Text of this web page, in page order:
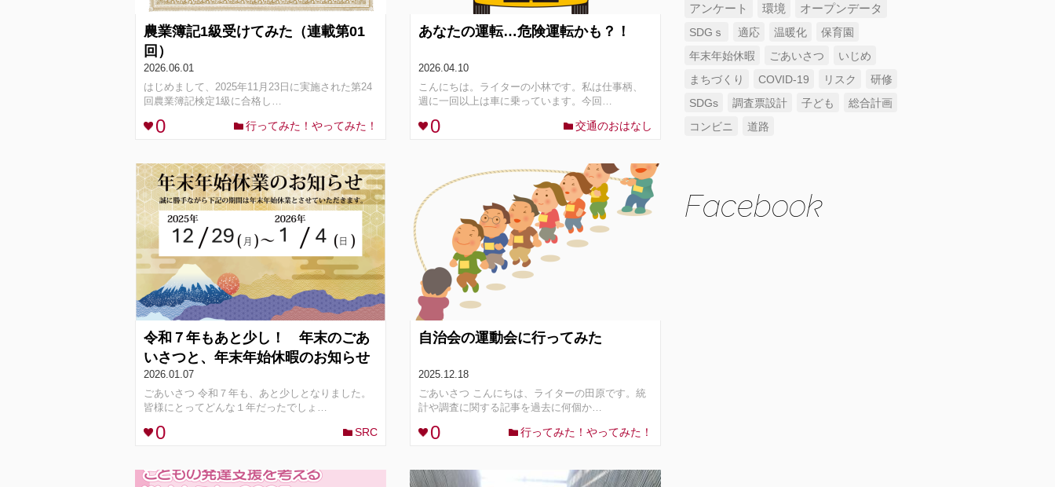
農業簿記1級受けてみた（連載第01
回）
2026.06.01
はじめまして、2025年11月23日に実施された第24
回農業簿記検定1級に合格し…
0 行ってみた！やってみた！
あなたの運転…危険運転かも？！
2026.04.10
こんにちは。ライターの小林です。私は仕事柄、
週に一回以上は車に乗っています。今回…
0 交通のおはなし
令和７年もあと少し！ 年末のごあ
いさつと、年末年始休暇のお知らせ
2026.01.07
ごあいさつ 令和７年も、あと少しとなりました。
皆様にとってどんな１年だったでしょ…
0 SRC
自治会の運動会に行ってみた
2025.12.18
ごあいさつ こんにちは、ライターの田原です。統
計や調査に関する記事を過去に何個か…
0 行ってみた！やってみた！
アンケート
環境
オープンデータ
SDGｓ
適応 温暖化
保育園
年末年始休暇
ごあいさつ
いじめ
まちづくり
COVID-19 リスク
研修
SDGs
調査票設計 子ども
総合計画
コンビニ
道路
Facebook